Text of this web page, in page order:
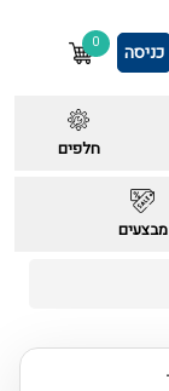
כניסה 0
חלפים
מבצעים